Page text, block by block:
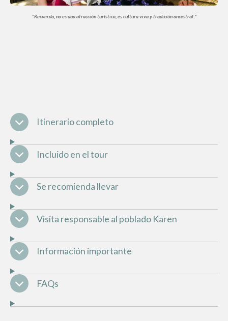
"Recuerda, no es una atracción turística, es cultura viva y tradición ancestral. "
Itinerario completo
Incluido en el tour
Se recomienda llevar
Visita responsable al poblado Karen
Información importante
FAQs